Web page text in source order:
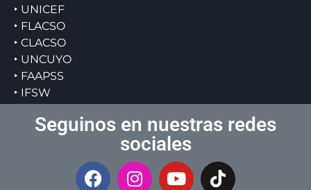
‣ UNICEF
‣ FLACSO
‣ CLACSO
‣ UNCUYO
‣ FAAPSS
‣ IFSW
Seguinos en nuestras redes
sociales